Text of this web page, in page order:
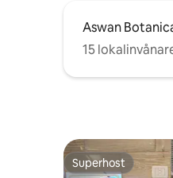
Aswan
15
Superhost
Superhost